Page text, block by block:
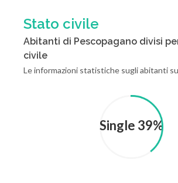
Stato civile
Abitanti di Pescopagano divisi
civile
Le informazioni statistiche sugli abitanti
Single 39%